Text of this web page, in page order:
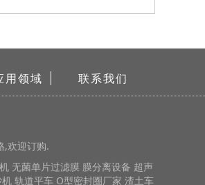
用领域 联系我们
,欢迎订购.
无菌单片过滤膜 膜分离设备 超声
轨道平车 O型密封圈厂家 渣土车